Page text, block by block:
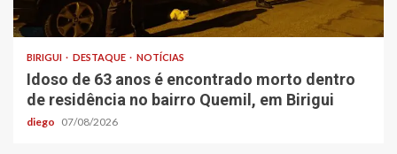
BIRIGUI DESTAQUE NOTÍCIAS
Idoso de 63 anos é encontrado morto dentro
de residência no bairro Quemil, em Birigui
diego 07/08/2026